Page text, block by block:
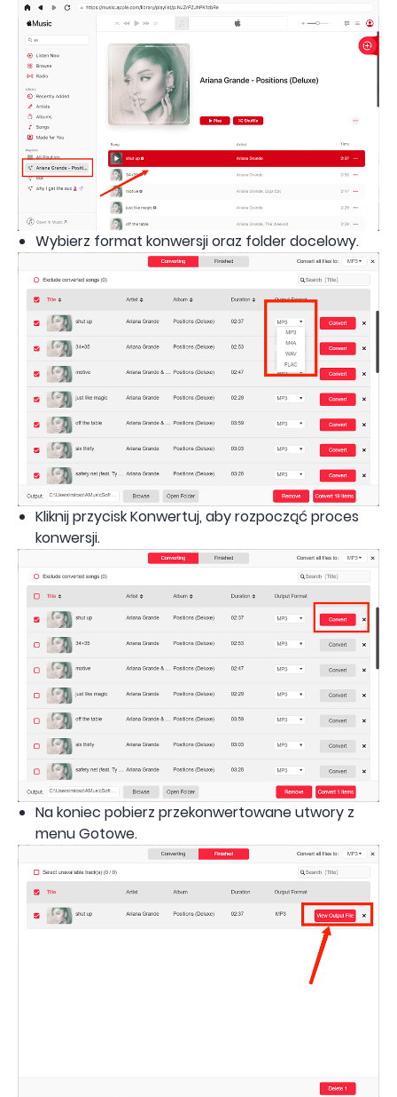
Wybierz format konwersji oraz folder docelowy.
Kliknij przycisk Konwertuj, aby rozpocząć proces
konwersji.
Na koniec pobierz przekonwertowane utwory z
menu Gotowe.